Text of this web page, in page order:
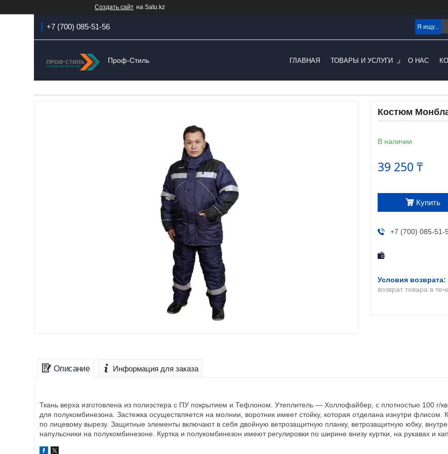
Создать сайт на Satu.kz
+7 (700) 085-51-56
Проф-Стиль ГЛАВНАЯ ТОВАРЫ И УСЛУГИ О НАС
Костюм
В наличии
39 250 ₸
Купить
+7 (700) 085-51-
возврат товара в
Описание Информация для заказа
Ткань верха изготовлена из полиэстера с ПУ покрытием и Тефлоном. Утеплитель — Холлофайбер, с плотностью 100 г/
для полукомбинезона. Застежка осуществляется на молнии, воротник имеет стойку, которая отделана изнутри
по лицевому вырезу. Защитные элементы включают в себя двойную ветрозащитную планку, ветрозащитную юбку,
напульсники на полукомбинезоне. Куртка и полукомбинезон имеют регулировки по ширине внизу куртки, на рукавах и